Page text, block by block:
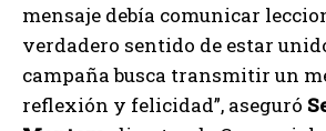
mensaje debía comunicar
verdadero sentido de estar
campaña busca transmitir un
reflexión y felicidad”, aseguró